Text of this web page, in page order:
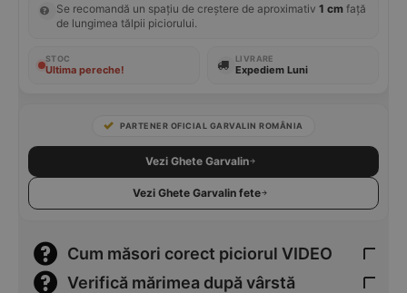
Se recomandă un spațiu de creștere de aproximativ 1 cm față
de lungimea tălpii piciorului.
STOC
Ultima pereche!
LIVRARE
Expediem Luni
PARTENER OFICIAL GARVALIN ROMÂNIA
Vezi Ghete Garvalin
Vezi Ghete Garvalin fete
Cum măsori corect piciorul VIDEO
Verifică mărimea după vârstă